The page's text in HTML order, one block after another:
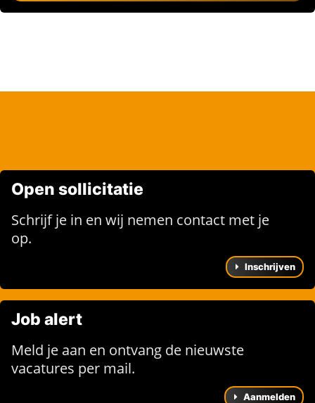
Open sollicitatie
Schrijf je in en wij nemen contact met je
op.
Inschrijven
Job alert
Meld je aan en ontvang de nieuwste
vacatures per mail.
Aanmelden